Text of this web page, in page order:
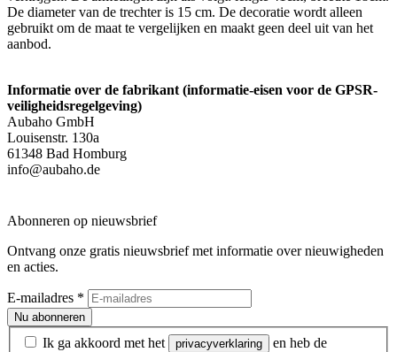
De diameter van de trechter is 15 cm. De decoratie wordt alleen
gebruikt om de maat te vergelijken en maakt geen deel uit van het
aanbod.
Informatie over de fabrikant (informatie-eisen voor de GPSR-
veiligheidsregelgeving)
Aubaho GmbH
Louisenstr. 130a
61348 Bad Homburg
info@aubaho.de
Abonneren op nieuwsbrief
Ontvang onze gratis nieuwsbrief met informatie over nieuwigheden
en acties.
E-mailadres *
Nu abonneren
Ik ga akkoord met het privacyverklaring en heb de